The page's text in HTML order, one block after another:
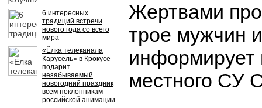
6 интересных
традиций встречи
нового года со всего
мира
«Ёлка телеканала
Карусель» в Крокусе
подарит
незабываемый
новогодний праздник
всем поклонникам
российской анимации
Жертвами
трое мужчин
информирует
местного СУ